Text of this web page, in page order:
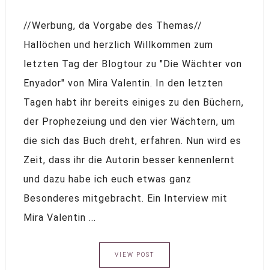
//Werbung, da Vorgabe des Themas//
Hallöchen und herzlich Willkommen zum
letzten Tag der Blogtour zu "Die Wächter von
Enyador" von Mira Valentin. In den letzten
Tagen habt ihr bereits einiges zu den Büchern,
der Prophezeiung und den vier Wächtern, um
die sich das Buch dreht, erfahren. Nun wird es
Zeit, dass ihr die Autorin besser kennenlernt
und dazu habe ich euch etwas ganz
Besonderes mitgebracht. Ein Interview mit
Mira Valentin ...
VIEW POST